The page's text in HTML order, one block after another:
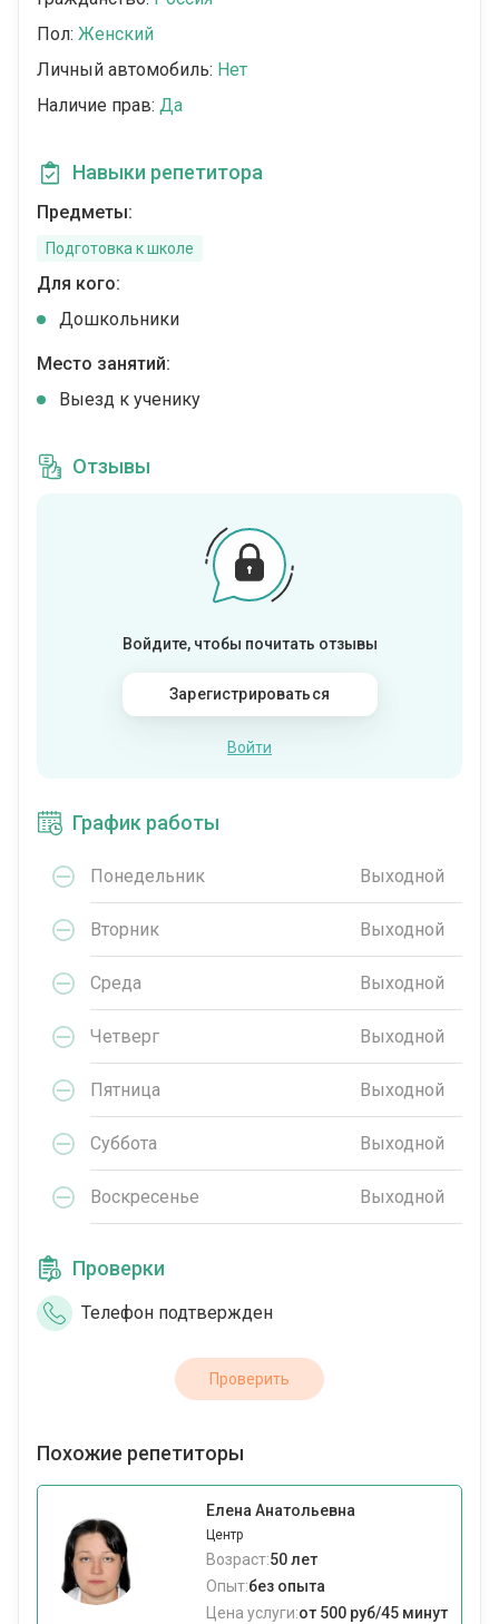
Пол: Женский
Личный автомобиль: Нет
Наличие прав: Да
Навыки репетитора
Предметы:
Подготовка к школе
Для кого:
Дошкольники
Место занятий:
Выезд к ученику
Отзывы
Войдите, чтобы почитать отзывы
Зарегистрироваться
Войти
График работы
Понедельник Выходной
Вторник Выходной
Среда Выходной
Четверг Выходной
Пятница Выходной
Суббота Выходной
Воскресенье Выходной
Проверки
Телефон подтвержден
Проверить
Похожие репетиторы
Елена Анатольевна
Центр
Возраст:50 лет
Опыт:без опыта
Цена услуги:от 500 руб/45 минут